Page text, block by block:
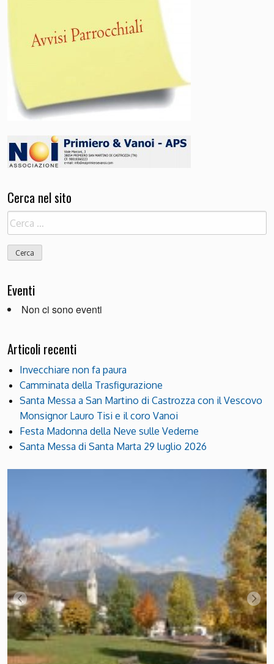
Cerca nel sito
Ricerca
per:
Eventi
Non ci sono eventi
Articoli recenti
Invecchiare non fa paura
Camminata della Trasfigurazione
Santa Messa a San Martino di Castrozza con il Vescovo
Monsignor Lauro Tisi e il coro Vanoi
Festa Madonna della Neve sulle Vederne
Santa Messa di Santa Marta 29 luglio 2026